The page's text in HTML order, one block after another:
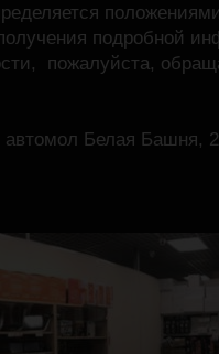
подробной
пожалуйста,
автомол Белая Башня,